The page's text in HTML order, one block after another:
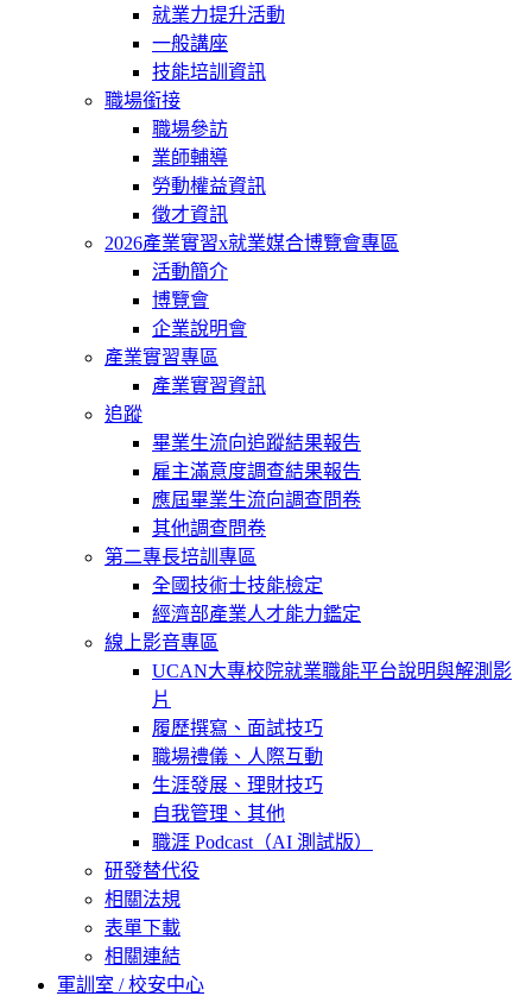
就業力提升活動
一般講座
技能培訓資訊
職場銜接
職場參訪
業師輔導
勞動權益資訊
徵才資訊
2026產業實習x就業媒合博覽會專區
活動簡介
博覽會
企業說明會
產業實習專區
產業實習資訊
追蹤
畢業生流向追蹤結果報告
雇主滿意度調查結果報告
應屆畢業生流向調查問卷
其他調查問卷
第二專長培訓專區
全國技術士技能檢定
經濟部產業人才能力鑑定
線上影音專區
UCAN大專校院就業職能平台說明與解測影
片
履歷撰寫、面試技巧
職場禮儀、人際互動
生涯發展、理財技巧
自我管理、其他
職涯 Podcast（AI 測試版）
研發替代役
相關法規
表單下載
相關連結
軍訓室 / 校安中心